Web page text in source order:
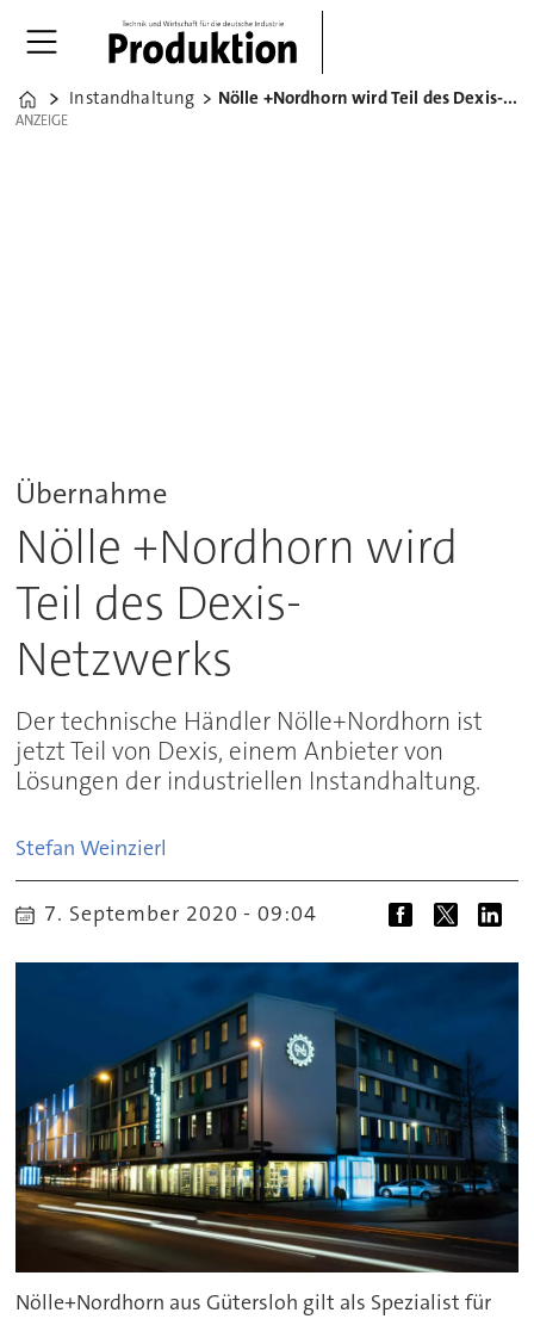
Home
Instandhaltung Nölle +Nordhorn wird Teil des Dexis-Netzwerks
ANZEIGE
ANZEIGE
Übernahme
Nölle +Nordhorn wird
Teil des Dexis-
Netzwerks
Der technische Händler Nölle+Nordhorn ist
jetzt Teil von Dexis, einem Anbieter von
Lösungen der industriellen Instandhaltung.
Stefan Weinzierl
7. September 2020 - 09:04
Nölle+Nordhorn aus Gütersloh gilt als Spezialist für